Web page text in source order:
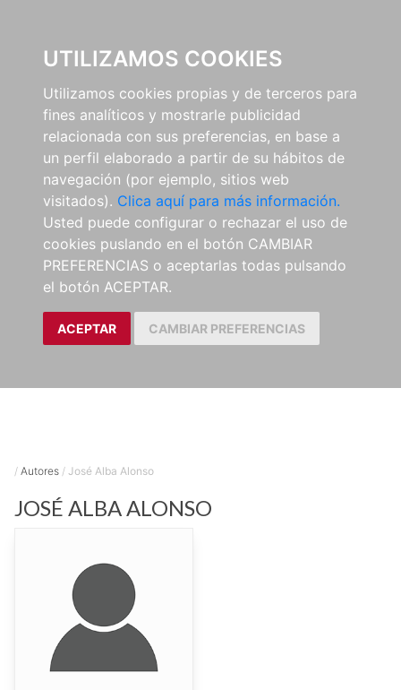
UTILIZAMOS COOKIES
Utilizamos cookies propias y de terceros para
fines analíticos y mostrarle publicidad
relacionada con sus preferencias, en base a
un perfil elaborado a partir de su hábitos de
navegación (por ejemplo, sitios web
visitados). Clica aquí para más información.
Usted puede configurar o rechazar el uso de
cookies puslando en el botón CAMBIAR
PREFERENCIAS o aceptarlas todas pulsando
el botón ACEPTAR.
ACEPTAR CAMBIAR PREFERENCIAS
/ Autores / José Alba Alonso
JOSÉ ALBA ALONSO